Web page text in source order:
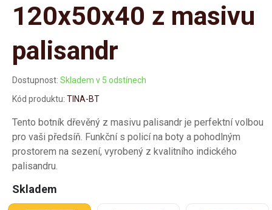
120x50x40 z masivu
palisandr
Dostupnost: Skladem v 5 odstínech
Kód produktu: TINA-BT
Tento botník dřevěný z masivu palisandr je perfektní volbou
pro vaši předsíň. Funkční s policí na boty a pohodlným
prostorem na sezení, vyrobený z kvalitního indického
palisandru.
Skladem